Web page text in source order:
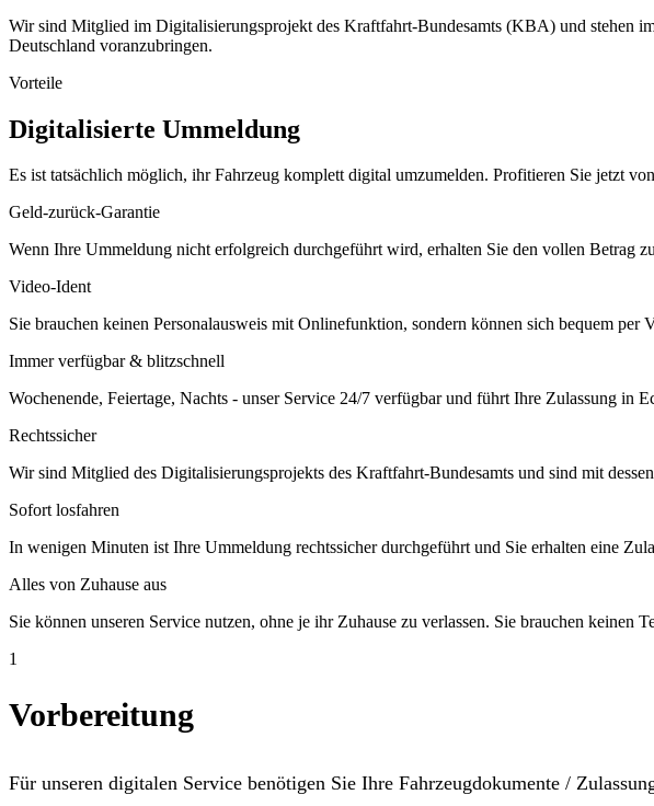
Wir sind Mitglied im Digitalisierungsprojekt des Kraftfahrt-Bundesamts (KBA) und stehen
Deutschland voranzubringen.
Vorteile
Digitalisierte Ummeldung
Es ist tatsächlich möglich, ihr Fahrzeug komplett digital umzumelden. Profitieren Sie jetzt
Geld-zurück-Garantie
Wenn Ihre Ummeldung nicht erfolgreich durchgeführt wird, erhalten Sie den vollen Betrag
Video-Ident
Sie brauchen keinen Personalausweis mit Onlinefunktion, sondern können sich bequem per
Immer verfügbar & blitzschnell
Wochenende, Feiertage, Nachts - unser Service 24/7 verfügbar und führt Ihre Zulassung in
Rechtssicher
Wir sind Mitglied des Digitalisierungsprojekts des Kraftfahrt-Bundesamts und sind mit
Sofort losfahren
In wenigen Minuten ist Ihre Ummeldung rechtssicher durchgeführt und Sie erhalten eine
Alles von Zuhause aus
Sie können unseren Service nutzen, ohne je ihr Zuhause zu verlassen. Sie brauchen keinen
1
Vorbereitung
Für unseren digitalen Service benötigen Sie Ihre Fahrzeugdokumente /